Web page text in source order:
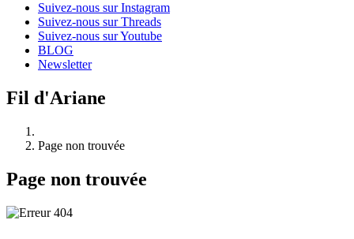
Suivez-nous sur Instagram
Suivez-nous sur Threads
Suivez-nous sur Youtube
BLOG
Newsletter
Fil d'Ariane
Page non trouvée
Page non trouvée